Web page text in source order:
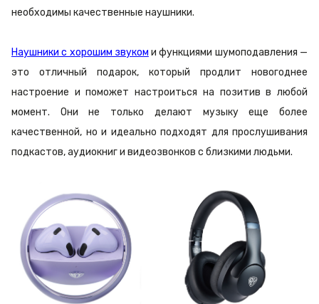
необходимы качественные наушники.
Наушники с хорошим звуком и функциями шумоподавления —
это отличный подарок, который продлит новогоднее
настроение и поможет настроиться на позитив в любой
момент. Они не только делают музыку еще более
качественной, но и идеально подходят для прослушивания
подкастов, аудиокниг и видеозвонков с близкими людьми.